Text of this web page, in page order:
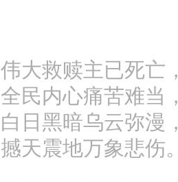
伟大救赎主已死亡，
全民内心痛苦难当，
白日黑暗乌云弥漫，
撼天震地万象悲伤。